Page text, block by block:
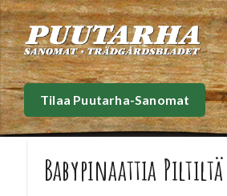
Siirry
sisältöön
Tilaa Puutarha-Sanomat
Babypinaattia Piltiltä